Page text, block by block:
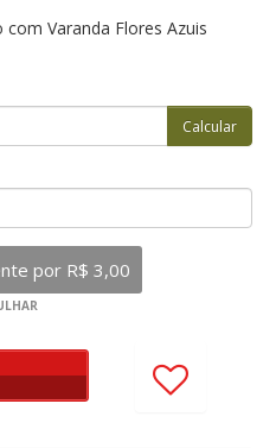
Varanda Flores Azuis